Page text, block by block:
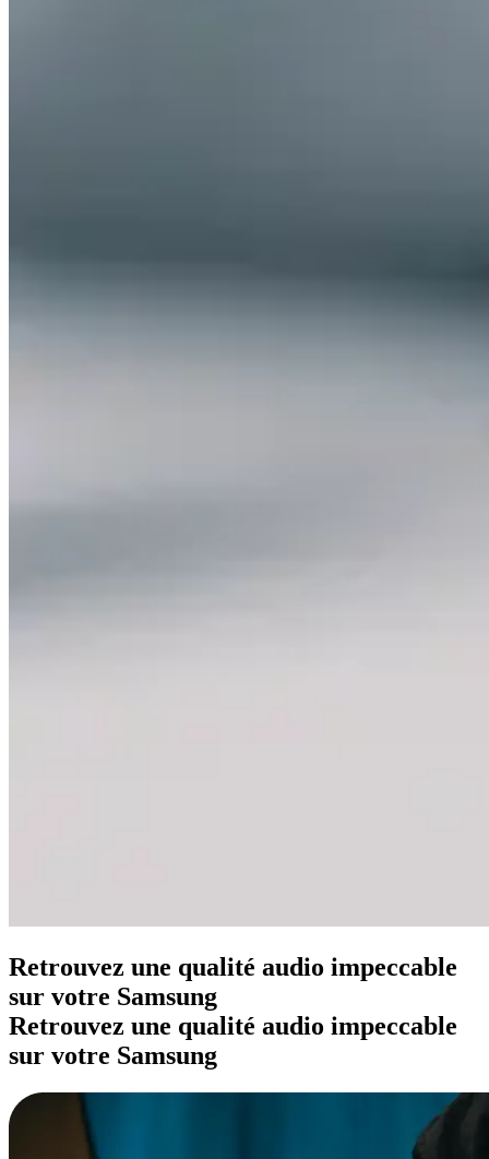
Retrouvez une qualité audio impeccable
sur votre Samsung
Retrouvez une qualité audio impeccable
sur votre Samsung